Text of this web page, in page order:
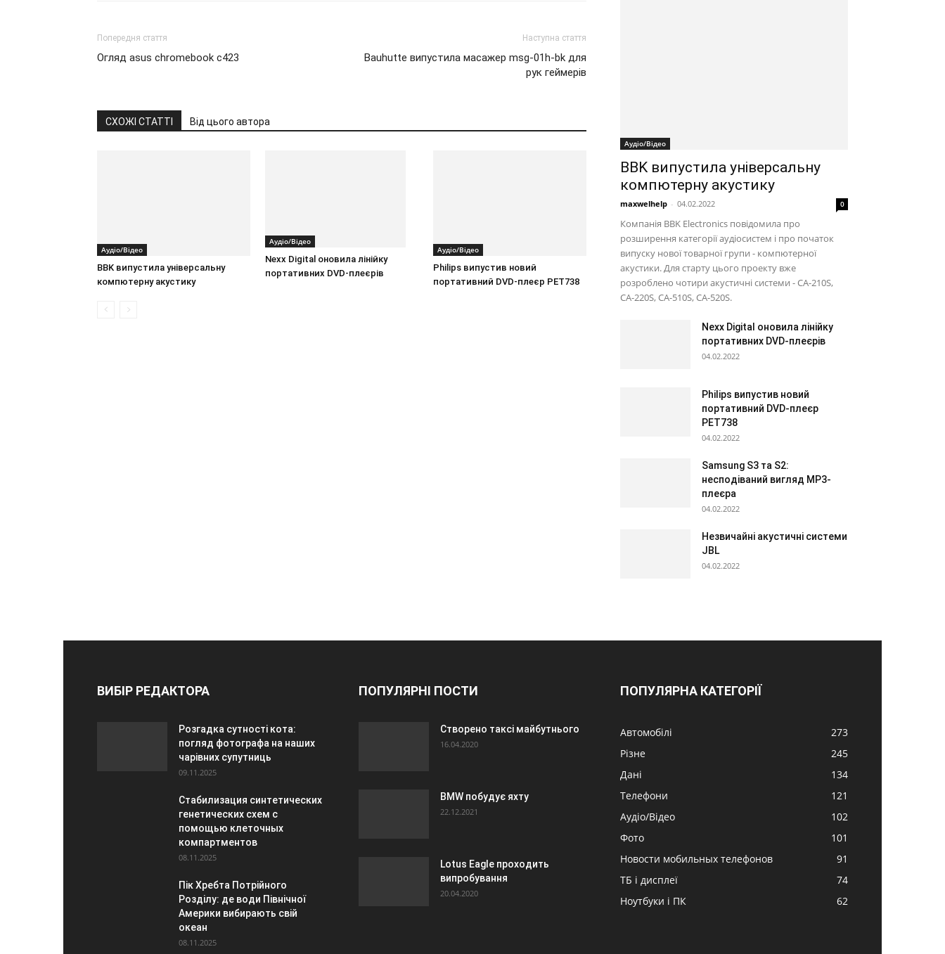
Попередня стаття
Огляд asus chromebook c423
Наступна стаття
Bauhutte випустила масажер msg-01h-bk для
рук геймерів
СХОЖІ СТАТТІ Від цього автора
Аудіо/Відео
BBK випустила універсальну
компютерну акустику
Аудіо/Відео
Nexx Digital оновила лінійку
портативних DVD-плеєрів
Аудіо/Відео
Philips випустив новий
портативний DVD-плеєр PET738
Аудіо/Відео
BBK випустила універсальну
компютерну акустику
maxwelhelp - 04.02.2022 0
Компанія BBK Electronics повідомила про
розширення категорії аудіосистем і про початок
випуску нової товарної групи - компютерної
акустики. Для старту цього проекту вже
розроблено чотири акустичні системи - CA-210S,
CA-220S, CA-510S, CA-520S.
Nexx Digital оновила лінійку
портативних DVD-плеєрів
04.02.2022
Philips випустив новий
портативний DVD-плеєр
PET738
04.02.2022
Samsung S3 та S2:
несподіваний вигляд МР3-
плеєра
04.02.2022
Незвичайні акустичні системи
JBL
04.02.2022
ВИБІР РЕДАКТОРА
Розгадка сутності кота:
погляд фотографа на наших
чарівних супутниць
09.11.2025
Стабилизация синтетических
генетических схем с
помощью клеточных
компартментов
08.11.2025
Пік Хребта Потрійного
Розділу: де води Північної
Америки вибирають свій
океан
08.11.2025
ПОПУЛЯРНІ ПОСТИ
Створено таксі майбутнього
16.04.2020
BMW побудує яхту
22.12.2021
Lotus Eagle проходить
випробування
20.04.2020
ПОПУЛЯРНА КАТЕГОРІЇ
Автомобілі
273
Різне
245
Дані
134
Телефони
121
Аудіо/Відео
102
Фото
101
Новости мобильных телефонов
91
ТБ і дисплеї
74
Ноутбуки і ПК
62